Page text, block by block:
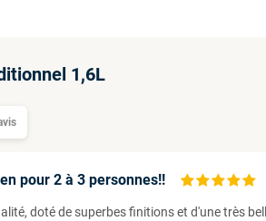
1,6L
pour 2 à 3 personnes!!
doté de superbes finitions et d'une très